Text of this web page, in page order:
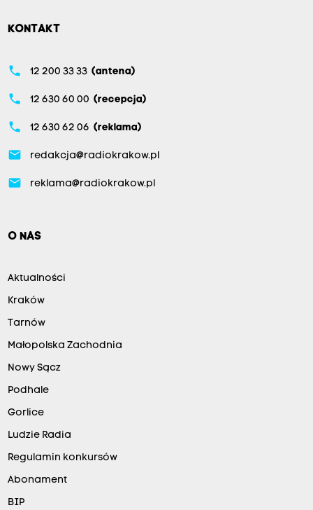
KONTAKT
phone 12 200 33 33 (antena)
phone 12 630 60 00 (recepcja)
phone 12 630 62 06 (reklama)
email redakcja@radiokrakow.pl
email reklama@radiokrakow.pl
O NAS
Aktualności
Kraków
Tarnów
Małopolska Zachodnia
Nowy Sącz
Podhale
Gorlice
Ludzie Radia
Regulamin konkursów
Abonament
BIP